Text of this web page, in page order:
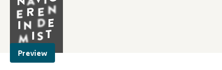
Preview